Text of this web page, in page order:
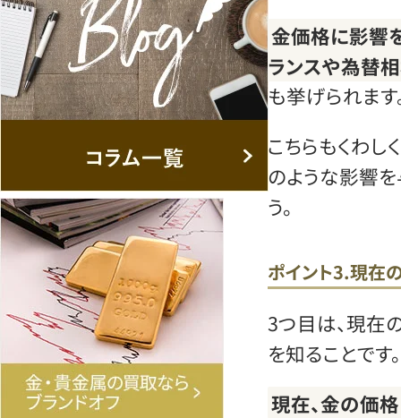
金価格に影響
ランスや為替
も挙げられます
こちらもくわし
のような影響
う。
ポイント3.現在
3つ目は、現在
を知ることです。
現在、金の価